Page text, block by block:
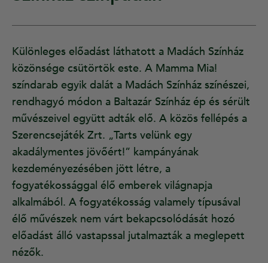
Különleges előadást láthatott a Madách Színház
közönsége csütörtök este. A Mamma Mia!
színdarab egyik dalát a Madách Színház színészei,
rendhagyó módon a Baltazár Színház ép és sérült
művészeivel együtt adták elő. A közös fellépés a
Szerencsejáték Zrt. „Tarts velünk egy
akadálymentes jövőért!” kampányának
kezdeményezésében jött létre, a
fogyatékossággal élő emberek világnapja
alkalmából. A fogyatékosság valamely típusával
élő művészek nem várt bekapcsolódását hozó
előadást álló vastapssal jutalmazták a meglepett
nézők.